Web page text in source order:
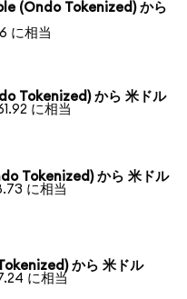
(Ondo Tokenized) から
に相当
Tokenized) から 米ドル
に相当
Tokenized) から 米ドル
に相当
から 米ドル
に相当